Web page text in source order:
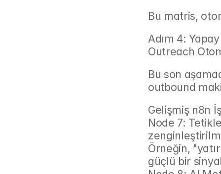
Bu matris,
Adım 4:
Outreach
Bu son
outbound
Gelişmiş n8n İş
Node 7:
Örneğin,
güçlü bir